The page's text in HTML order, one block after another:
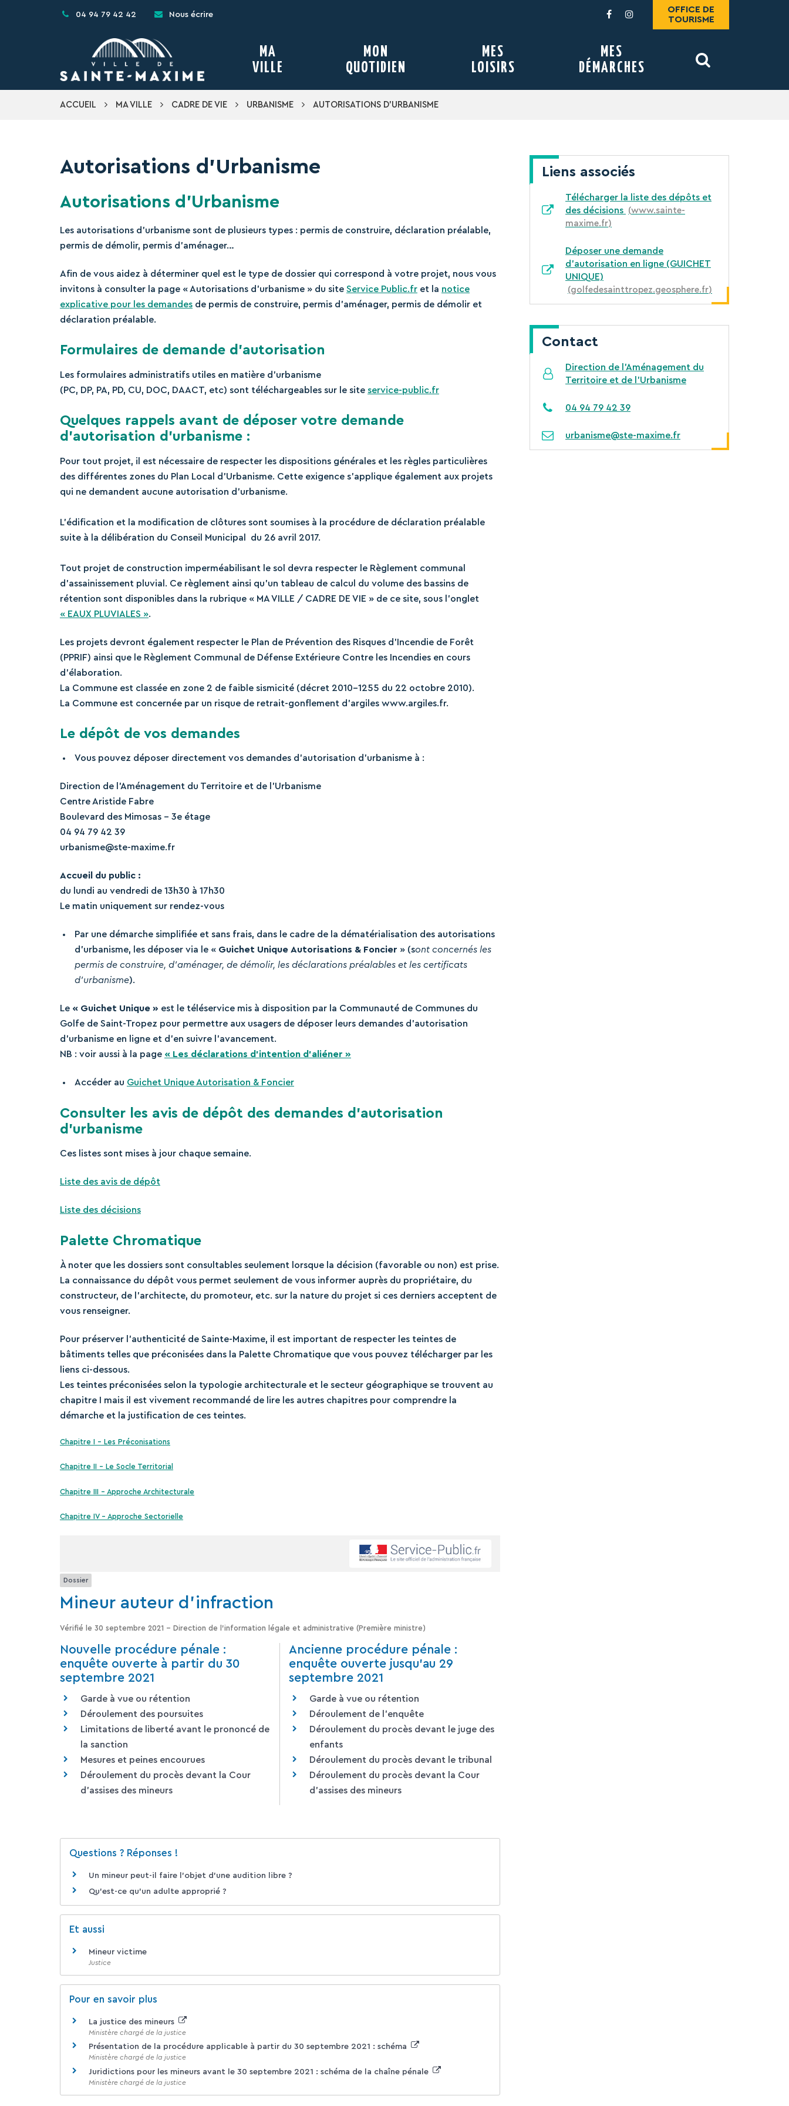
04 94 79 42 42 Nous écrire
Lien
compte
FacebookInstagram
OFFICE DE
TOURISME
MA
VILLE
MON
QUOTIDIEN
MES
LOISIRS
MES
DÉMARCHES
ACCUEIL MA VILLE CADRE DE VIE URBANISME AUTORISATIONS D’URBANISME
Autorisations d’Urbanisme
Autorisations d’Urbanisme
Les autorisations d’urbanisme sont de plusieurs types : permis de construire, déclaration préalable,
permis de démolir, permis d’aménager…
Afin de vous aidez à déterminer quel est le type de dossier qui correspond à votre projet, nous vous
invitons à consulter la page « Autorisations d’urbanisme » du site Service Public.fr et la notice
explicative pour les demandes de permis de construire, permis d’aménager, permis de démolir et
déclaration préalable.
Formulaires de demande d’autorisation
Les formulaires administratifs utiles en matière d’urbanisme
(PC, DP, PA, PD, CU, DOC, DAACT, etc) sont téléchargeables sur le site service-public.fr
Quelques rappels avant de déposer votre demande
d’autorisation d’urbanisme :
Pour tout projet, il est nécessaire de respecter les dispositions générales et les règles particulières
des différentes zones du Plan Local d’Urbanisme. Cette exigence s’applique également aux projets
qui ne demandent aucune autorisation d’urbanisme.
L’édification et la modification de clôtures sont soumises à la procédure de déclaration préalable
suite à la délibération du Conseil Municipal du 26 avril 2017.
Tout projet de construction imperméabilisant le sol devra respecter le Règlement communal
d’assainissement pluvial. Ce règlement ainsi qu’un tableau de calcul du volume des bassins de
rétention sont disponibles dans la rubrique « MA VILLE / CADRE DE VIE » de ce site, sous l’onglet
« EAUX PLUVIALES ».
Les projets devront également respecter le Plan de Prévention des Risques d’Incendie de Forêt
(PPRIF) ainsi que le Règlement Communal de Défense Extérieure Contre les Incendies en cours
d’élaboration.
La Commune est classée en zone 2 de faible sismicité (décret 2010-1255 du 22 octobre 2010).
La Commune est concernée par un risque de retrait-gonflement d’argiles www.argiles.fr.
Le dépôt de vos demandes
Vous pouvez déposer directement vos demandes d’autorisation d’urbanisme à :
Direction de l’Aménagement du Territoire et de l’Urbanisme
Centre Aristide Fabre
Boulevard des Mimosas – 3e étage
04 94 79 42 39
urbanisme@ste-maxime.fr
Accueil du public :
du lundi au vendredi de 13h30 à 17h30
Le matin uniquement sur rendez-vous
Par une démarche simplifiée et sans frais, dans le cadre de la dématérialisation des autorisations
d’urbanisme, les déposer via le « Guichet Unique Autorisations & Foncier » (sont concernés les
permis de construire, d’aménager, de démolir, les déclarations préalables et les certificats
d’urbanisme).
Le « Guichet Unique » est le téléservice mis à disposition par la Communauté de Communes du
Golfe de Saint-Tropez pour permettre aux usagers de déposer leurs demandes d’autorisation
d’urbanisme en ligne et d’en suivre l’avancement.
NB : voir aussi à la page « Les déclarations d’intention d’aliéner »
Accéder au Guichet Unique Autorisation & Foncier
Consulter les avis de dépôt des demandes d’autorisation
d’urbanisme
Ces listes sont mises à jour chaque semaine.
Liste des avis de dépôt
Liste des décisions
Palette Chromatique
À noter que les dossiers sont consultables seulement lorsque la décision (favorable ou non) est prise.
La connaissance du dépôt vous permet seulement de vous informer auprès du propriétaire, du
constructeur, de l’architecte, du promoteur, etc. sur la nature du projet si ces derniers acceptent de
vous renseigner.
Pour préserver l’authenticité de Sainte-Maxime, il est important de respecter les teintes de
bâtiments telles que préconisées dans la Palette Chromatique que vous pouvez télécharger par les
liens ci-dessous.
Les teintes préconisées selon la typologie architecturale et le secteur géographique se trouvent au
chapitre I mais il est vivement recommandé de lire les autres chapitres pour comprendre la
démarche et la justification de ces teintes.
Chapitre I – Les Préconisations
Chapitre II – Le Socle Territorial
Chapitre III – Approche Architecturale
Chapitre IV – Approche Sectorielle
Dossier
Mineur auteur d'infraction
Vérifié le 30 septembre 2021 - Direction de l'information légale et administrative (Première ministre)
Nouvelle procédure pénale :
enquête ouverte à partir du 30
septembre 2021
Garde à vue ou rétention
Déroulement des poursuites
Limitations de liberté avant le prononcé de
la sanction
Mesures et peines encourues
Déroulement du procès devant la Cour
d'assises des mineurs
Ancienne procédure pénale :
enquête ouverte jusqu'au 29
septembre 2021
Garde à vue ou rétention
Déroulement de l'enquête
Déroulement du procès devant le juge des
enfants
Déroulement du procès devant le tribunal
Déroulement du procès devant la Cour
d'assises des mineurs
Questions ? Réponses !
Un mineur peut-il faire l'objet d'une audition libre ?
Qu'est-ce qu'un adulte approprié ?
Et aussi
Mineur victime
Justice
Pour en savoir plus
La justice des mineurs
Ministère chargé de la justice
Présentation de la procédure applicable à partir du 30 septembre 2021 : schéma
Ministère chargé de la justice
Juridictions pour les mineurs avant le 30 septembre 2021 : schéma de la chaîne pénale
Ministère chargé de la justice
Liens associés
Télécharger la liste des dépôts et
des décisions
www.sainte-
maxime.fr
Déposer une demande
d'autorisation en ligne (GUICHET
UNIQUE)
golfedesainttropez.geosphere.fr
Contact
Direction de l’Aménagement du
Territoire et de l'Urbanisme
04 94 79 42 39
urbanisme@ste-maxime.fr